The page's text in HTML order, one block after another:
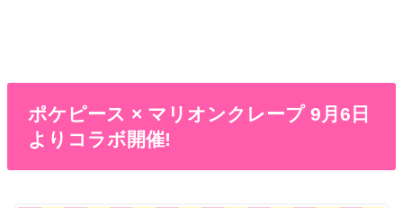
ポケピース × マリオンクレープ 9月6日
よりコラボ開催!